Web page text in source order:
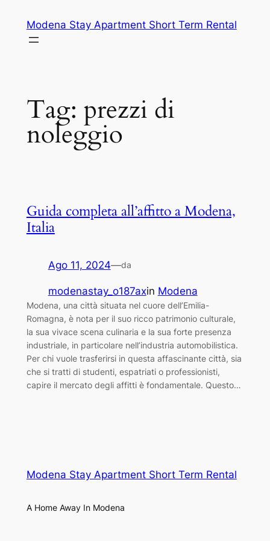
contenuto
Modena Stay Apartment Short Term Rental
Tag: prezzi di
noleggio
Guida completa all’affitto a Modena,
Italia
Ago 11, 2024—da
modenastay_o187axin Modena
Modena, una città situata nel cuore dell’Emilia-
Romagna, è nota per il suo ricco patrimonio culturale,
la sua vivace scena culinaria e la sua forte presenza
industriale, in particolare nell’industria automobilistica.
Per chi vuole trasferirsi in questa affascinante città, sia
che si tratti di studenti, espatriati o professionisti,
capire il mercato degli affitti è fondamentale. Questo…
Modena Stay Apartment Short Term Rental
A Home Away In Modena